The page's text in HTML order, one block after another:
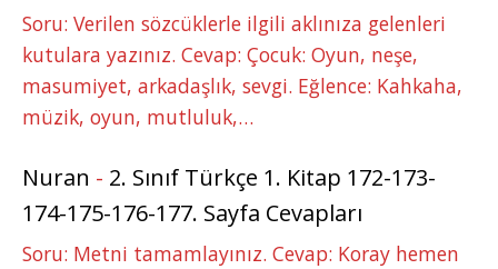
Soru: Verilen sözcüklerle ilgili aklınıza gelenleri
kutulara yazınız. Cevap: Çocuk: Oyun, neşe,
masumiyet, arkadaşlık, sevgi. Eğlence: Kahkaha,
müzik, oyun, mutluluk,…
Nuran - 2. Sınıf Türkçe 1. Kitap 172-173-
174-175-176-177. Sayfa Cevapları
Soru: Metni tamamlayınız. Cevap: Koray hemen